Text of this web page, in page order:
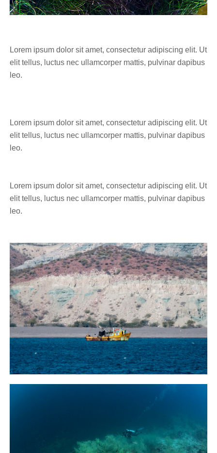
Lorem ipsum dolor sit amet, consectetur adipiscing elit. Ut
elit tellus, luctus nec ullamcorper mattis, pulvinar dapibus
leo.
Lorem ipsum dolor sit amet, consectetur adipiscing elit. Ut
elit tellus, luctus nec ullamcorper mattis, pulvinar dapibus
leo.
Lorem ipsum dolor sit amet, consectetur adipiscing elit. Ut
elit tellus, luctus nec ullamcorper mattis, pulvinar dapibus
leo.